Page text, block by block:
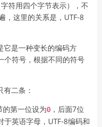
符用四个字节表示），不
，这里的关系是，UTF-8
它是一种变长的编码方
个符号，根据不同的符号
二条：
的第一位设为0 ，后面7位
英语字母，UTF-8编码和